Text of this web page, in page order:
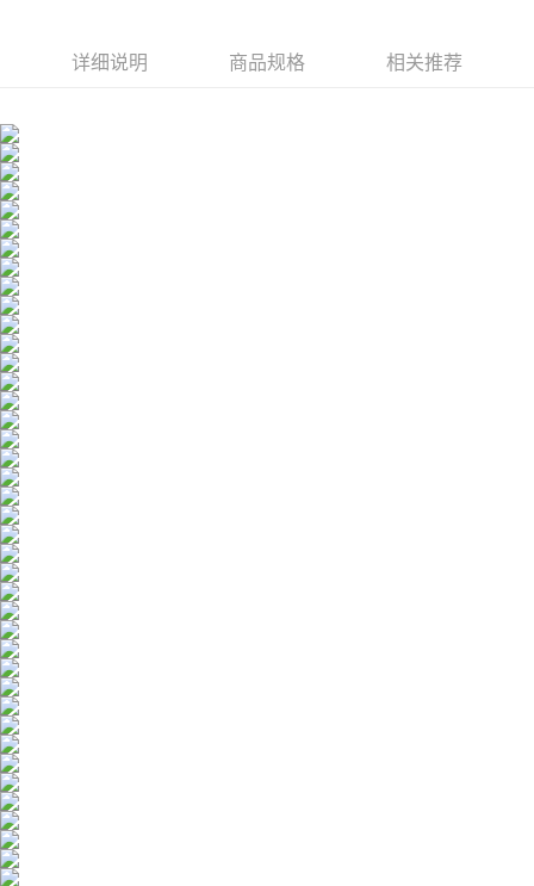
详细说明 商品规格 相关推荐